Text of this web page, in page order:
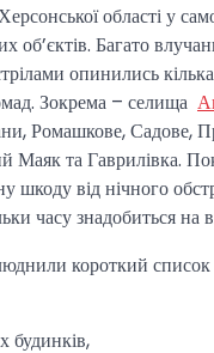
області у
об’єктів. Багато
опинились кілька
Зокрема – селища
Ромашкове, Садове,
Маяк та Гаврилівка.
шкоду від нічного
часу знадобиться на
короткий
будинків,